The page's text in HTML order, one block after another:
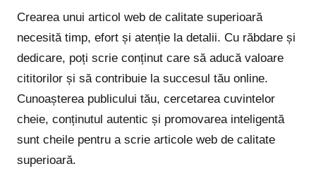
Crearea unui articol web de calitate superioară
necesită timp, efort și atenție la detalii. Cu răbdare și
dedicare, poți scrie conținut care să aducă valoare
cititorilor și să contribuie la succesul tău online.
Cunoașterea publicului tău, cercetarea cuvintelor
cheie, conținutul autentic și promovarea inteligentă
sunt cheile pentru a scrie articole web de calitate
superioară.